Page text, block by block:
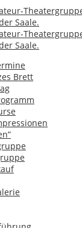
Brett
und die